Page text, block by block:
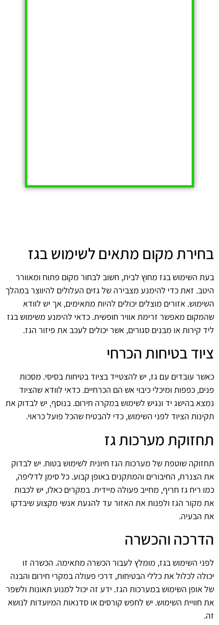
בחירת מקום מתאים לשימוש בגז
בעת השימוש בגז מחוץ לבית, חשוב לבחור מקום פתוח ומאוורר
היטב. זאת כדי להימנע מצבירה של גזים העלולים להיווצר במהלך
השימוש. אזורים מוצלים יכולים להיות מתאימים, אך יש לוודא
שהמקום מאפשר זרימת אוויר חופשית. כדאי להימנע משימוש בגז
ליד קירות או מבנים סגורים, אשר יכולים לעכב את פיזור הגז.
ציוד בטיחות הכרחי
כאשר עובדים עם גז, יש להצטייד בציוד בטיחות בסיסי. מסכות
פנים, כפפות ומיכלי כיבוי אש הם הכרחיים. כדאי לוודא שהציוד
נמצא בהישג יד ונגיש לשימוש במקרה חירום. בנוסף, יש לבדוק את
תקינות הציוד לפני השימוש, כדי להבטיח שהכל פועל כראוי.
תחזוקת מערכות גז
תחזוקה שוטפת של מערכות הגז חיונית לשימוש בטוח. יש לבדוק
את הצנרת, החיבורים והמתקנים באופן קבוע. כל סימן לדליפה,
כמו ריח גז חריף, מחייב פעולה מיידית. במקרים כאלו, יש לכבות
את מקור הגז ולפנות את האזור עד להגעת אנשי מקצוע שיבדקו
את הבעיה.
הדרכה והכשרה
לפני השימוש בגז, מומלץ לעבור הכשרה מתאימה. הכשרה זו
יכולה לכלול את כללי הבטיחות, דרכי פעולה במקרי חירום והבנה
של אופן השימוש במערכות הגז. ידע זה יכול למנוע תאונות ולשפר
את חוויית השימוש. יש לחפש קורסים או סדנאות המיועדות לנושא
זה.